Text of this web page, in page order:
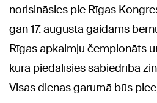
norisināsies pie Rīgas
gan 17. augustā gaidāms
Rīgas apkaimju čempionāts
kurā piedalīsies sabiedrībā
Visas dienas garumā būs